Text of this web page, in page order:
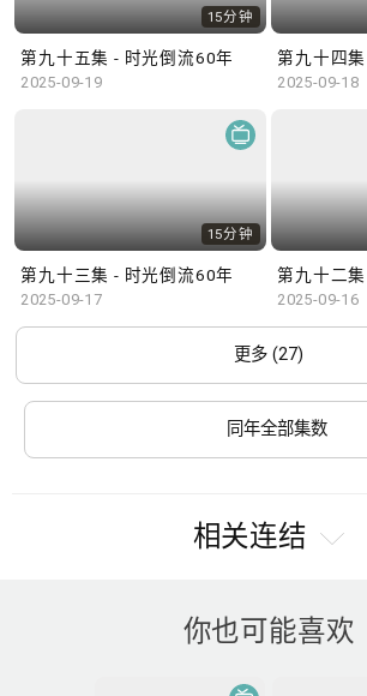
15分钟
第九十五集 - 时光倒流60年
2025-09-19
第九十四
2025-09-18
15分钟
第九十三集 - 时光倒流60年
2025-09-17
第九十二
2025-09-16
更多 (27)
同年全部集数
相关连结
你也可能喜欢